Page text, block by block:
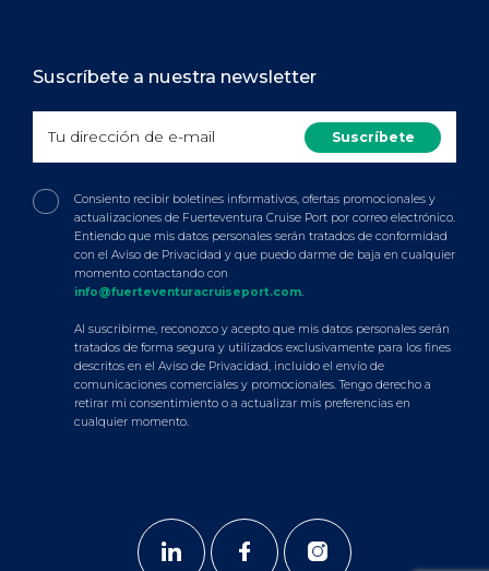
Suscríbete a nuestra newsletter
Consiento recibir boletines informativos, ofertas promocionales y
actualizaciones de Fuerteventura Cruise Port por correo electrónico.
Entiendo que mis datos personales serán tratados de conformidad
con el Aviso de Privacidad y que puedo darme de baja en cualquier
momento contactando con
info@fuerteventuracruiseport.com.
Al suscribirme, reconozco y acepto que mis datos personales serán
tratados de forma segura y utilizados exclusivamente para los fines
descritos en el Aviso de Privacidad, incluido el envío de
comunicaciones comerciales y promocionales. Tengo derecho a
retirar mi consentimiento o a actualizar mis preferencias en
cualquier momento.